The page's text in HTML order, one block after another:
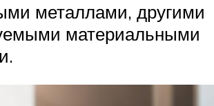
металлами, другими
материальными